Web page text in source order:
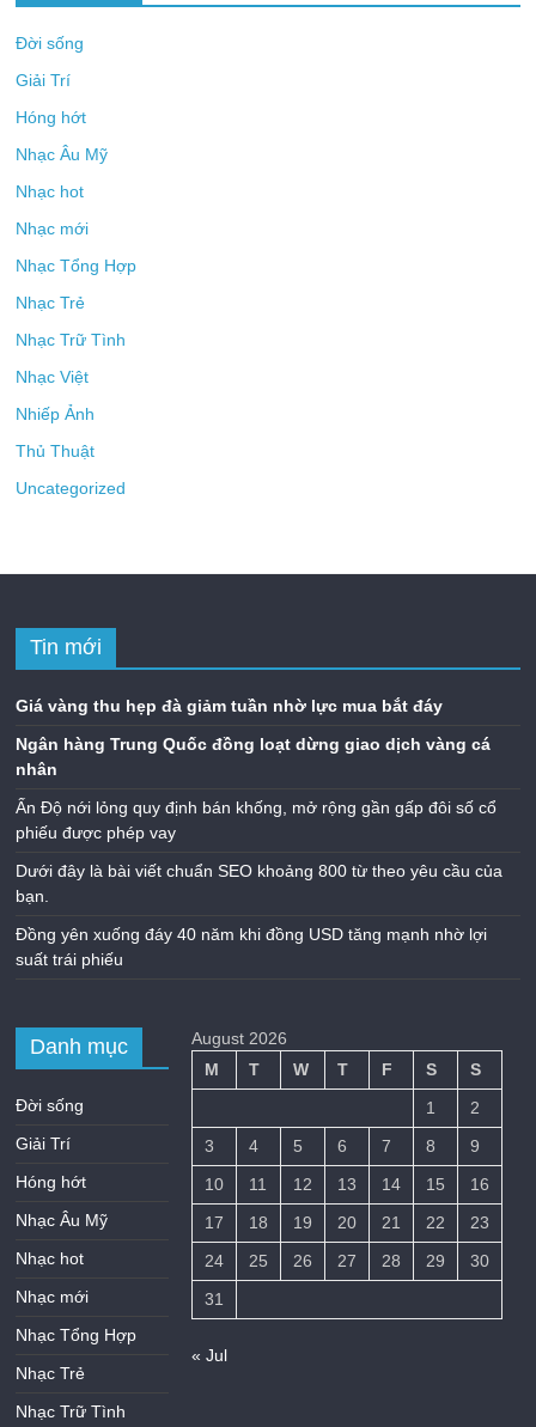
Đời sống
Giải Trí
Hóng hớt
Nhạc Âu Mỹ
Nhạc hot
Nhạc mới
Nhạc Tổng Hợp
Nhạc Trẻ
Nhạc Trữ Tình
Nhạc Việt
Nhiếp Ảnh
Thủ Thuật
Uncategorized
Tin mới
Giá vàng thu hẹp đà giảm tuần nhờ lực mua bắt đáy
Ngân hàng Trung Quốc đồng loạt dừng giao dịch vàng cá
nhân
Ấn Độ nới lỏng quy định bán khống, mở rộng gần gấp đôi số cổ
phiếu được phép vay
Dưới đây là bài viết chuẩn SEO khoảng 800 từ theo yêu cầu của
bạn.
Đồng yên xuống đáy 40 năm khi đồng USD tăng mạnh nhờ lợi
suất trái phiếu
Danh mục
Đời sống
Giải Trí
Hóng hớt
Nhạc Âu Mỹ
Nhạc hot
Nhạc mới
Nhạc Tổng Hợp
Nhạc Trẻ
Nhạc Trữ Tình
August 2026
M
T W T F S
S
1
2
3
4 5 6 7 8
9
10
11 12 13 14 15
16
17
18 19 20 21 22
23
24
25 26 27 28 29
30
31
« Jul